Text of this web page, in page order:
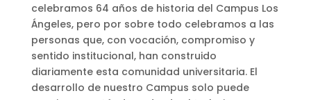
celebramos 64 años de historia del Campus Los
Ángeles, pero por sobre todo celebramos a las
personas que, con vocación, compromiso y
sentido institucional, han construido
diariamente esta comunidad universitaria. El
desarrollo de nuestro Campus solo puede